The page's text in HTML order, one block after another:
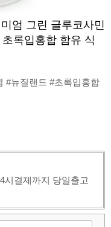
엄 그린 글루코사민
록입홍합 함유 식
#뉴질랜드 #초록입홍합
시결제까지 당일출고